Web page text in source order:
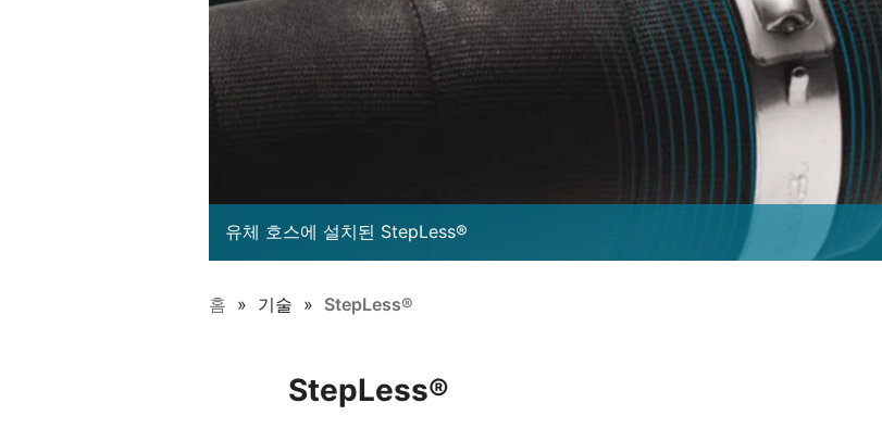
유체 호스에 설치된 StepLess®
홈 기술 StepLess®
StepLess®